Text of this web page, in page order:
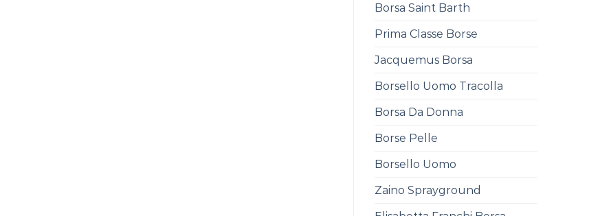
Borsa Saint Barth
Prima Classe Borse
Jacquemus Borsa
Borsello Uomo Tracolla
Borsa Da Donna
Borse Pelle
Borsello Uomo
Zaino Sprayground